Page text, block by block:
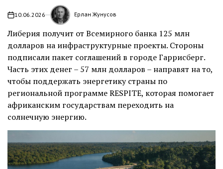
10.06.2026 Ерлан Жунусов
Либерия получит от Всемирного банка 125 млн
долларов на инфраструктурные проекты. Стороны
подписали пакет соглашений в городе Гаррисберг.
Часть этих денег – 57 млн долларов – направят на то,
чтобы поддержать энергетику страны по
региональной программе RESPITE, которая помогает
африканским государствам переходить на
солнечную энергию.